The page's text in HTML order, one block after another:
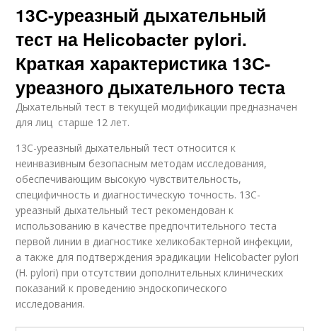
13С-уреазный дыхательный
тест на Helicobacter pylori.
Краткая характеристика 13С-
уреазного дыхательного теста
Дыхательный тест в текущей модификации предназначен
для лиц старше 12 лет.
13С-уреазный дыхательный тест относится к
неинвазивным безопасным методам исследования,
обеспечивающим высокую чувствительность,
специфичность и диагностическую точность. 13C-
уреазный дыхательный тест рекомендован к
использованию в качестве предпочтительного теста
первой линии в диагностике хеликобактерной инфекции,
а также для подтверждения эрадикации Helicobacter pylori
(Н. pylori) при отсутствии дополнительных клинических
показаний к проведению эндоскопического
исследования.